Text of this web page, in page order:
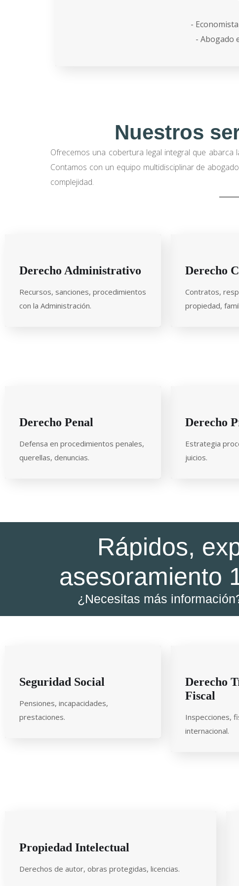
-
- Abogado
Nuestros
Ofrecemos una cobertura legal integral que
Contamos con un equipo multidisciplinar de
complejidad.
Derecho Administrativo
Recursos, sanciones, procedimientos
con la Administración.
Derecho
Contratos,
propiedad,
Derecho Penal
Defensa en procedimientos penales,
querellas, denuncias.
Derecho
Estrategia
juicios.
Rápidos,
asesoramiento
¿Necesitas más
Seguridad Social
Pensiones, incapacidades,
prestaciones.
Derecho
Fiscal
Inspecciones,
internacional.
Propiedad Intelectual
Derechos de autor, obras protegidas, licencias.